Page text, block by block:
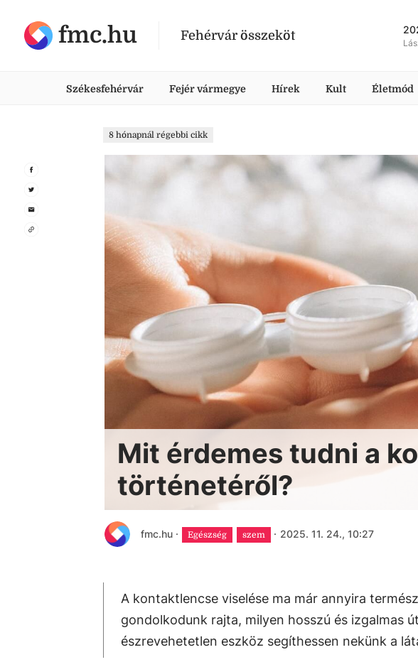
fmc.hu Fehérvár összeköt
Székesfehérvár Fejér vármegye Hírek Kult Életmód
8 hónapnál régebbi cikk
Mit érdemes tudni a
történetéről?
fmc.hu · Egészség szem · 2025. 11. 24., 10:27
A kontaktlencse viselése ma már annyira
gondolkodunk rajta, milyen hosszú és izgalmas
észrevehetetlen eszköz segíthessen nekünk a